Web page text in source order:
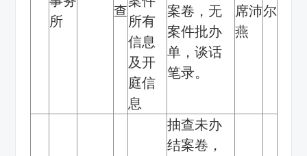
所
查
所有
信息
及开
庭信
息
案卷，无
案件批办
单，谈话
笔录。
席沛
燕
尔
抽查未办
结案卷，